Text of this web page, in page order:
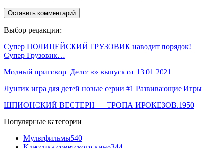
Выбор редакции:
Супер ПОЛИЦЕЙСКИЙ ГРУЗОВИК наводит порядок! |
Супер Грузовик…
Модный приговор. Дело: «» выпуск от 13.01.2021
Лунтик игра для детей новые серии #1 Развивающие Игры
ШПИОНСКИЙ ВЕСТЕРН — ТРОПА ИРОКЕЗОВ.1950
Популярные категории
Мультфильмы540